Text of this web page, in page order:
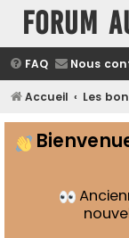
Forum
FAQ Nous
Accueil Les